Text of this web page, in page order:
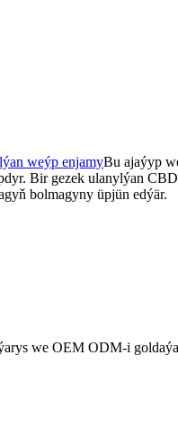
weýp enjamyBu ajaýyp
Bir gezek ulanylýan
bolmagyny üpjün edýär.
we OEM ODM-i